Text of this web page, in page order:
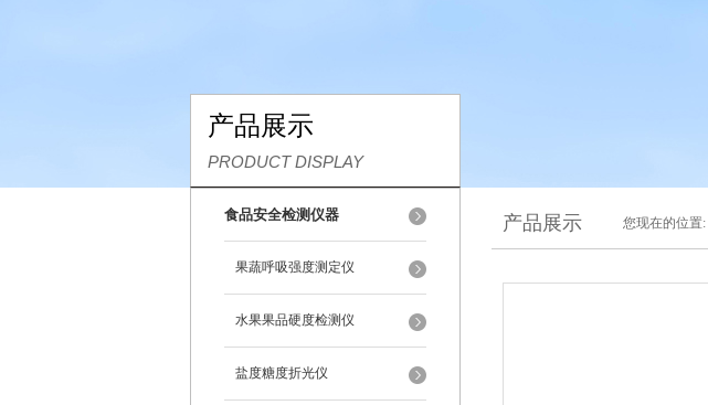
产品展示
PRODUCT DISPLAY
食品安全检测仪器
果蔬呼吸强度测定仪
水果果品硬度检测仪
盐度糖度折光仪
产品展示 您现在的位置: